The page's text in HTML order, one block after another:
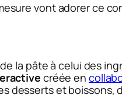
vont adorer ce
la pâte à celui des
créée en
desserts et